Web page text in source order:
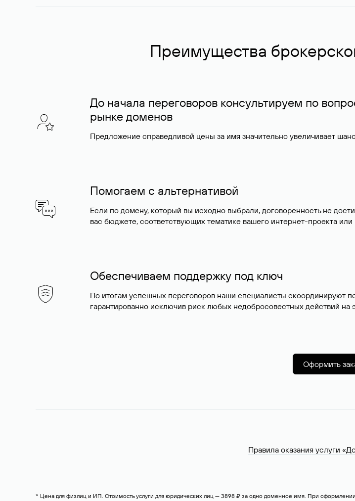
Преимущества
До начала переговоров консультируем по
рынке доменов
Предложение справедливой цены за имя значительно увеличивает
Помогаем с альтернативой
Если по домену, который вы исходно выбрали, договоренность не
вас бюджете, соответствующих тематике вашего интернет-проекта
Обеспечиваем поддержку под ключ
По итогам успешных переговоров наши специалисты скоординируют
гарантированно исключив риск любых недобросовестных действий на
Оформить
Правила оказания услуги
* Цена для физлиц и ИП. Стоимость услуги для юридических лиц — 3898 ₽ за одно доменное имя. При